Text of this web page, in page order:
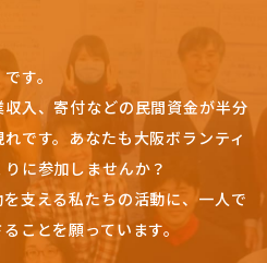
す。
収入、寄付などの民間資金が半分
です。 あなたも大阪ボランティ
に参加しませんか？
支える私たちの活動に、一人で
ことを願っています。